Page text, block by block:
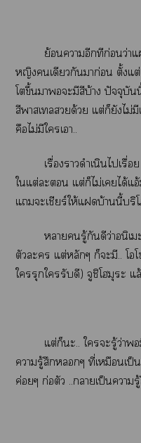
ย้อนาอีกทีก่อนว่า
หญิงเดียวกันมาก่อน ตั้งแ
โขึ้นาะมีสีบ้าง ปัจจุบั
สีาเลด้วย แต่ก็ยังไม่
คือไม่มีใเา..
เรื่องาดำเนินไเรื่อ
ใแต่ะ แต่ก็ไม่เได้
แะเชียร์ให้แบ้านนี้บริ
ารู้กันดีว่าอนิเ
ตัวะ แต่หลักๆ ก็ะมี.. โ
ใรุกใรับดี) จูชิโมุะ แ
แต่ก็ะ.. ใะรู้ว่า
ารู้สึกๆ ที่เหมือนเป็
ค่อยๆ ก่อตัว ..าเป็นา